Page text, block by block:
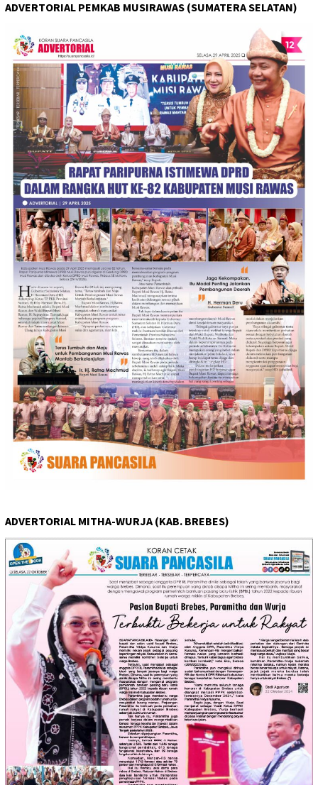
ADVERTORIAL PEMKAB MUSIRAWAS (SUMATERA SELATAN)
ADVERTORIAL MITHA-WURJA (KAB. BREBES)